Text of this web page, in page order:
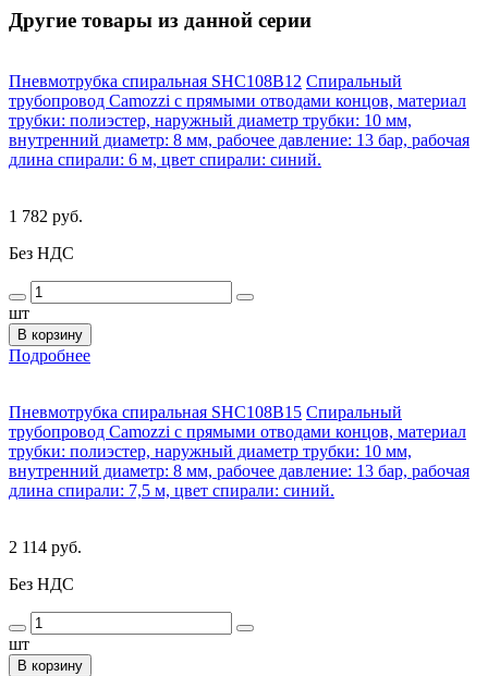
Другие товары из данной серии
Пневмотрубка спиральная SHC108B12 Спиральный
трубопровод Camozzi с прямыми отводами концов, материал
трубки: полиэстер, наружный диаметр трубки: 10 мм,
внутренний диаметр: 8 мм, рабочее давление: 13 бар, рабочая
длина спирали: 6 м, цвет спирали: синий.
1 782 руб.
Без НДС
шт
В корзину
Подробнее
Пневмотрубка спиральная SHC108B15 Спиральный
трубопровод Camozzi с прямыми отводами концов, материал
трубки: полиэстер, наружный диаметр трубки: 10 мм,
внутренний диаметр: 8 мм, рабочее давление: 13 бар, рабочая
длина спирали: 7,5 м, цвет спирали: синий.
2 114 руб.
Без НДС
шт
В корзину